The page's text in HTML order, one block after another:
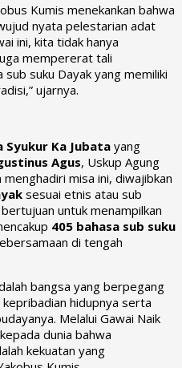
Kumis menekankan bahwa
nyata pelestarian adat
ini, kita tidak hanya
mempererat tali
suku Dayak yang memiliki
ujarnya.
Syukur Ka Jubata yang
Agus, Uskup Agung
misa ini, diwajibkan
sesuai etnis atau sub
untuk menampilkan
405 bahasa sub suku
di tengah
bangsa yang berpegang
hidupnya serta
Melalui Gawai Naik
dunia bahwa
kekuatan yang